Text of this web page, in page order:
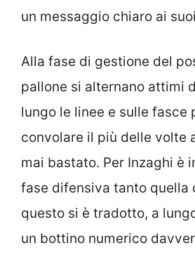
un messaggio chiaro ai
Alla fase di gestione del
pallone si alternano attimi
lungo le linee e sulle fasce
convolare il più delle volte
mai bastato. Per Inzaghi è
fase difensiva tanto quella
questo si è tradotto, a
un bottino numerico